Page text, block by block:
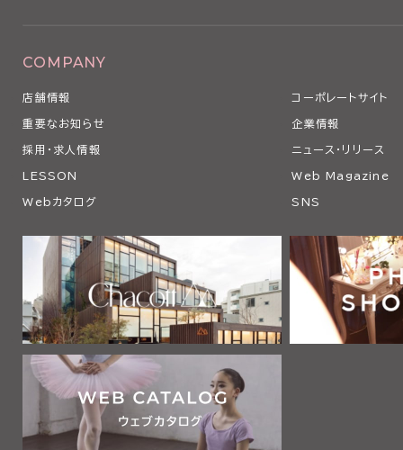
COMPANY
店舗情報 コーポレートサイト
重要なお知らせ 企業情報
採用・求人情報 ニュース・リリース
LESSON Web Magazine
Webカタログ SNS